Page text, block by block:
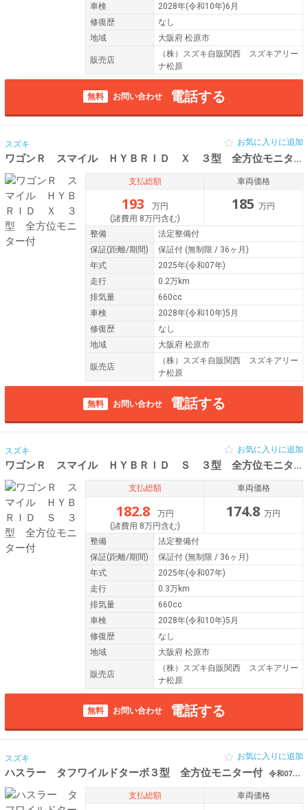
車検
2028年(令和10年)6月
修復歴
なし
地域
大阪府 松原市
販売店
（株）スズキ自販関西 スズキアリー
ナ松原
無料 お問い合わせ 電話する
スズキ
ワゴンＲ スマイル ＨＹＢＲＩＤ Ｘ ３型 全方位モニター付
お気に入りに追加
支払総額
193
万円
(諸費用 8万円含む)
車両価格
185 万円
整備
法定整備付
保証(距離/期間) 保証付 (無制限 / 36ヶ月)
年式
2025年(令和07年)
走行
0.2万km
排気量
660cc
車検
2028年(令和10年)5月
修復歴
なし
地域
大阪府 松原市
販売店
（株）スズキ自販関西 スズキアリー
ナ松原
無料 お問い合わせ 電話する
スズキ
ワゴンＲ スマイル ＨＹＢＲＩＤ Ｓ ３型 全方位モニター付
お気に入りに追加
支払総額
182.8
万円
(諸費用 8万円含む)
車両価格
174.8 万円
整備
法定整備付
保証(距離/期間) 保証付 (無制限 / 36ヶ月)
年式
2025年(令和07年)
走行
0.3万km
排気量
660cc
車検
2028年(令和10年)5月
修復歴
なし
地域
大阪府 松原市
販売店
（株）スズキ自販関西 スズキアリー
ナ松原
無料 お問い合わせ 電話する
スズキ
ハスラー タフワイルドターボ３型 全方位モニター付 令和07年（2025年） 0.3万km 大阪府松原市
お気に入りに追加
支払総額 車両価格